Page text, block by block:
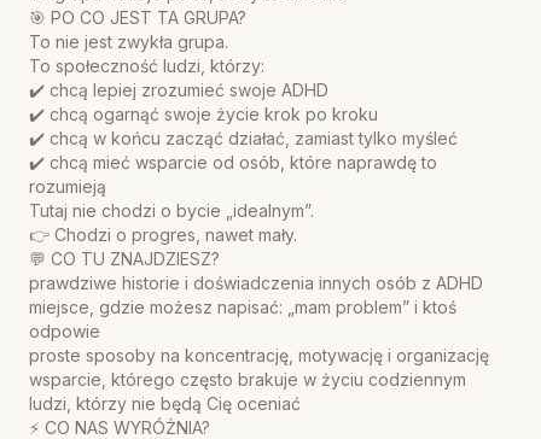
🎯 PO CO JEST TA GRUPA?
To nie jest zwykła grupa.
To społeczność ludzi, którzy:
✔️ chcą lepiej zrozumieć swoje ADHD
✔️ chcą ogarnąć swoje życie krok po kroku
✔️ chcą w końcu zacząć działać, zamiast tylko myśleć
✔️ chcą mieć wsparcie od osób, które naprawdę to
rozumieją
Tutaj nie chodzi o bycie „idealnym”.
👉 Chodzi o progres, nawet mały.
💬 CO TU ZNAJDZIESZ?
prawdziwe historie i doświadczenia innych osób z ADHD
miejsce, gdzie możesz napisać: „mam problem” i ktoś
odpowie
proste sposoby na koncentrację, motywację i organizację
wsparcie, którego często brakuje w życiu codziennym
ludzi, którzy nie będą Cię oceniać
⚡ CO NAS WYRÓŻNIA?